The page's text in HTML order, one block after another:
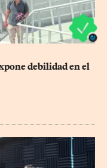
debilidad en el